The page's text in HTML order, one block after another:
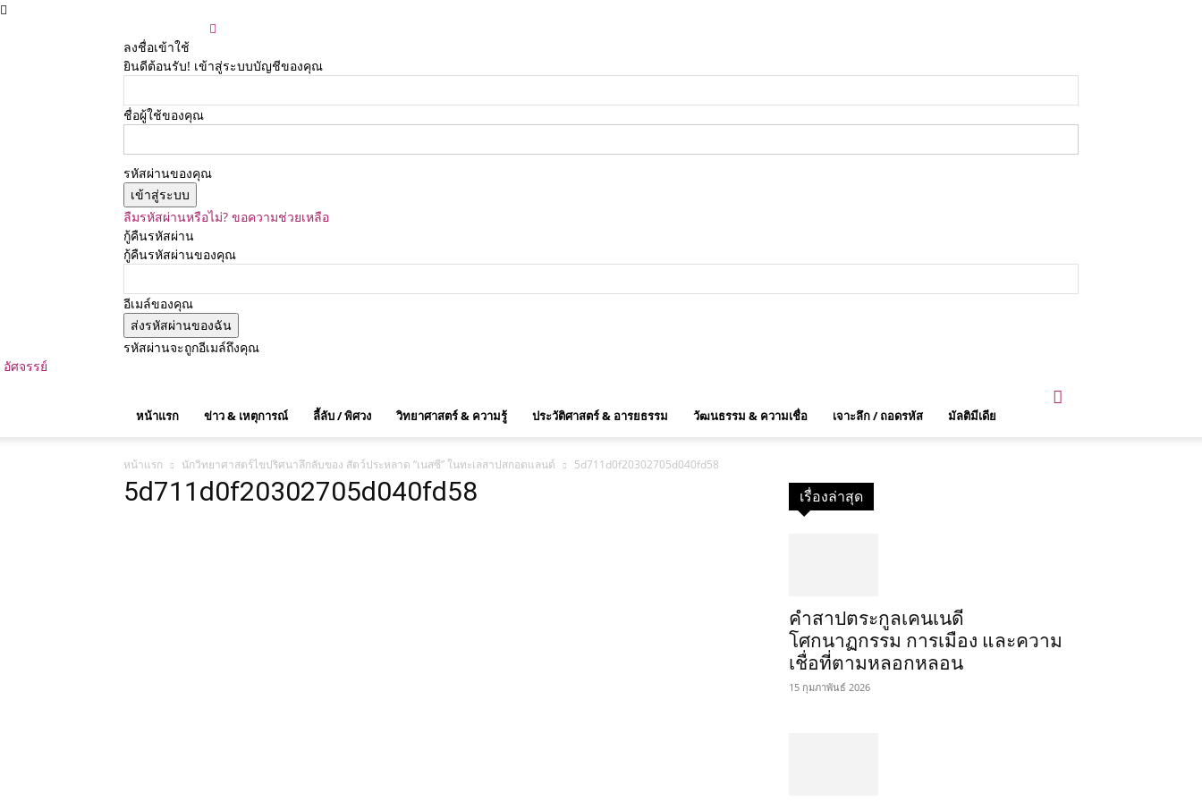
ลงชื่อเข้าใช้
ยินดีต้อนรับ! เข้าสู่ระบบบัญชีของคุณ
ชื่อผู้ใช้ของคุณ
รหัสผ่านของคุณ
ลืมรหัสผ่านหรือไม่? ขอความช่วยเหลือ
กู้คืนรหัสผ่าน
กู้คืนรหัสผ่านของคุณ
อีเมล์ของคุณ
รหัสผ่านจะถูกอีเมล์ถึงคุณ
อัศจรรย์
หน้าแรก ข่าว & เหตุการณ์ ลี้ลับ / พิศวง วิทยาศาสตร์ & ความรู้ ประวัติศาสตร์ & อารยธรรม วัฒนธรรม & ความเชื่อ เจาะลึก / ถอดรหัส มัลติมีเดีย
หน้าแรก นักวิทยาศาสตร์ไขปริศนาลึกลับของ สัตว์ประหลาด “เนสซี” ในทะเลสาปสกอตแลนด์ 5d711d0f20302705d040fd58
5d711d0f20302705d040fd58 เรื่องล่าสุด
คำสาปตระกูลเคนเนดี
โศกนาฏกรรม การเมือง และความ
เชื่อที่ตามหลอกหลอน
15 กุมภาพันธ์ 2026